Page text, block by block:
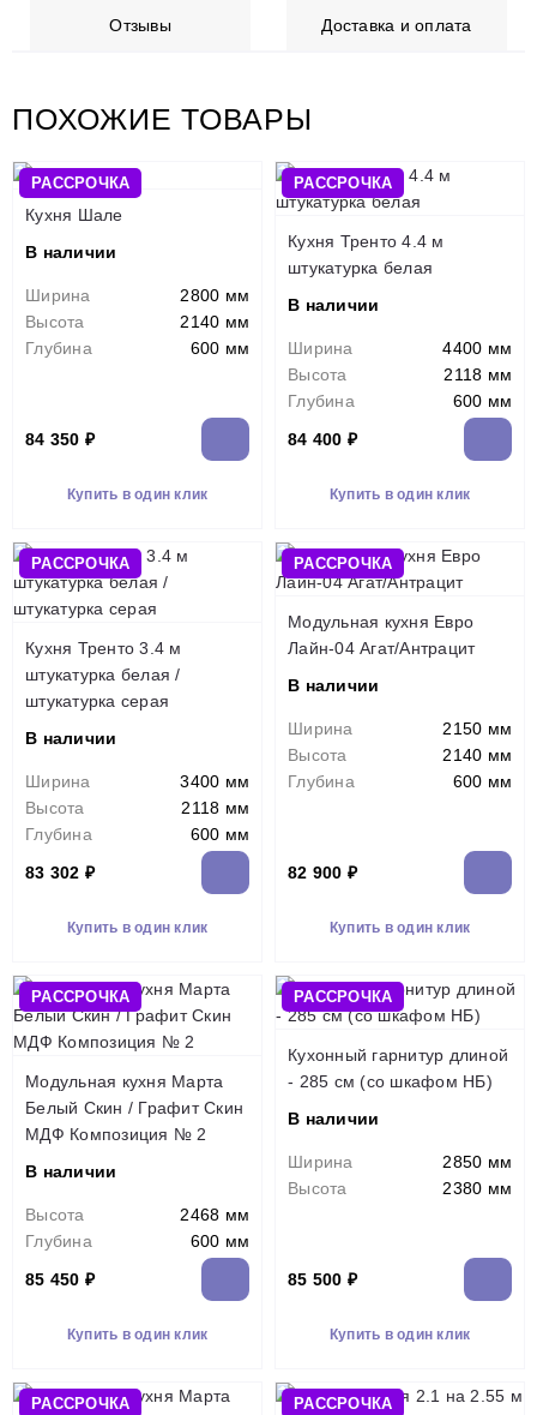
Отзывы Доставка и оплата
ПОХОЖИЕ ТОВАРЫ
РАССРОЧКА
Кухня Шале
В наличии
Ширина
2800 мм
Высота
2140 мм
Глубина
600 мм
84 350 ₽
Купить в один клик
РАССРОЧКА
Кухня Тренто 4.4 м
штукатурка белая
В наличии
Ширина
4400 мм
Высота
2118 мм
Глубина
600 мм
84 400 ₽
Купить в один клик
РАССРОЧКА
Кухня Тренто 3.4 м
штукатурка белая /
штукатурка серая
В наличии
Ширина
3400 мм
Высота
2118 мм
Глубина
600 мм
83 302 ₽
Купить в один клик
РАССРОЧКА
Модульная кухня Евро
Лайн-04 Агат/Антрацит
В наличии
Ширина
2150 мм
Высота
2140 мм
Глубина
600 мм
82 900 ₽
Купить в один клик
РАССРОЧКА
Модульная кухня Марта
Белый Скин / Графит Скин
МДФ Композиция № 2
В наличии
Высота
2468 мм
Глубина
600 мм
85 450 ₽
Купить в один клик
РАССРОЧКА
Кухонный гарнитур длиной
- 285 см (со шкафом НБ)
В наличии
Ширина
2850 мм
Высота
2380 мм
85 500 ₽
Купить в один клик
РАССРОЧКА РАССРОЧКА